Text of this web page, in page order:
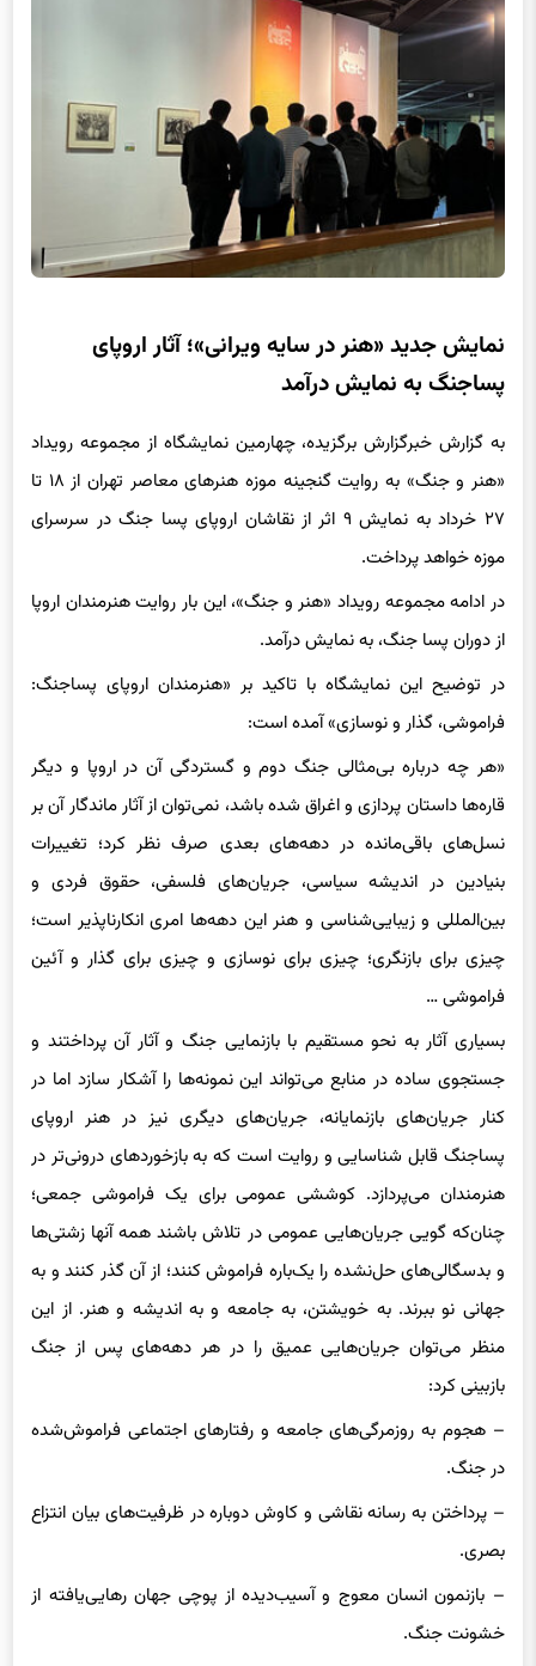
پساجنگ به نمایش درآمد
«هنر و جنگ» به روایت گنجینه موزه هنرهای معاصر تهران از ۱۸ تا
۲۷ خرداد به نمایش ۹ اثر از نقاشان اروپای پسا جنگ در سرسرای
موزه خواهد پرداخت.
در ادامه مجموعه رویداد «هنر و جنگ»، این بار روایت هنرمندان اروپا
از دوران پسا جنگ، به نمایش درآمد.
در توضیح این نمایشگاه با تاکید بر «هنرمندان اروپای پساجنگ:
فراموشی، گذار و نوسازی» آمده است:
«هر چه درباره‌ بی‌مثالی جنگ دوم و گستردگی آن در اروپا و دیگر
قاره‌ها داستان پردازی و اغراق شده باشد، نمی‌توان از آثار ماندگار آن بر
نسل‌های باقی‌مانده در دهه‌های بعدی صرف نظر کرد؛ تغییرات
بنیادین در اندیشه سیاسی، جریان‌های فلسفی، حقوق فردی و
بین‌المللی و زیبایی‌شناسی و هنر این دهه‌ها امری انکارناپذیر است؛
چیزی برای بازنگری؛ چیزی برای نوسازی و چیزی برای گذار و آئین
فراموشی …
بسیاری آثار به نحو مستقیم با بازنمایی جنگ و آثار آن پرداختند و
جستجوی ساده در منابع می‌تواند این نمونه‌ها را آشکار سازد اما در
کنار جریان‌های بازنمایانه، جریان‌های دیگری نیز در هنر اروپای
پساجنگ قابل شناسایی و روایت است که به بازخوردهای درونی‌تر در
هنرمندان می‌پردازد. کوششی عمومی برای یک فراموشی جمعی؛
چنان‌که گویی جریان‌هایی عمومی در تلاش باشند همه‌ آنها زشتی‌ها
و بدسگالی‌های حل‌نشده را یک‌باره فراموش کنند؛ از آن گذر کنند و به
جهانی نو ببرند. به خویشتن، به جامعه و به اندیشه و هنر. از این
منظر می‌توان جریان‌هایی عمیق را در هر دهه‌های پس از جنگ
بازبینی کرد:
– هجوم به روزمرگی‌های جامعه و رفتارهای اجتماعی فراموش‌شده
در جنگ.
– پرداختن به رسانه‌ نقاشی و کاوش دوباره در ظرفیت‌های بیان انتزاع
بصری.
– بازنمون انسان معوج و آسیب‌دیده از پوچی جهان رهایی‌یافته از
خشونت جنگ.
– و بازسازی جهانی چنان که فاقد ظرفیت‌های بازتولید جنگ باشد.